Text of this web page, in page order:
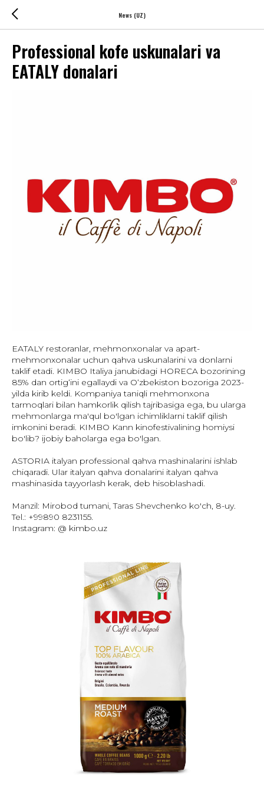
News (UZ)
Professional kofe uskunalari va
EATALY donalari
EATALY restoranlar, mehmonxonalar va apart-
mehmonxonalar uchun qahva uskunalarini va donlarni
taklif etadi. KIMBO Italiya janubidagi HORECA bozorining
85% dan ortig‘ini egallaydi va O‘zbekiston bozoriga 2023-
yilda kirib keldi. Kompaniya taniqli mehmonxona
tarmoqlari bilan hamkorlik qilish tajribasiga ega, bu ularga
mehmonlarga ma'qul bo'lgan ichimliklarni taklif qilish
imkonini beradi. KIMBO Kann kinofestivalining homiysi
bo'lib? ijobiy baholarga ega bo'lgan.
ASTORIA italyan professional qahva mashinalarini ishlab
chiqaradi. Ular italyan qahva donalarini italyan qahva
mashinasida tayyorlash kerak, deb hisoblashadi.
Manzil: Mirobod tumani, Taras Shevchenko ko'ch, 8-uy.
Tel.: +99890 8231155.
Instagram: @ kimbo.uz